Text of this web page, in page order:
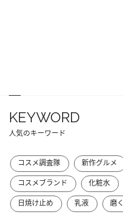
KEYWORD
人気のキーワード
コスメ調査隊 新作グルメ
コスメブランド
化粧水
日焼け止め
乳液 磨く